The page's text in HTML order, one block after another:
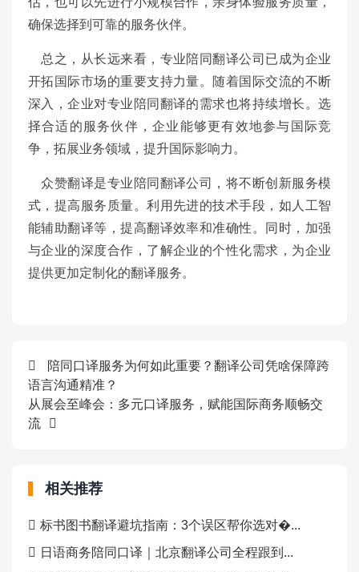
确保选择到可靠的服务伙伴。
总之，从长远来看，专业陪同翻译公司已成为企业
开拓国际市场的重要支持力量。随着国际交流的不断
深入，企业对专业陪同翻译的需求也将持续增长。选
择合适的服务伙伴，企业能够更有效地参与国际竞
争，拓展业务领域，提升国际影响力。
众赞翻译是专业陪同翻译公司，将不断创新服务模
式，提高服务质量。利用先进的技术手段，如人工智
能辅助翻译等，提高翻译效率和准确性。同时，加强
与企业的深度合作，了解企业的个性化需求，为企业
提供更加定制化的翻译服务。
陪同口译服务为何如此重要？翻译公司凭啥保障跨
语言沟通精准？
从展会至峰会：多元口译服务，赋能国际商务顺畅交
流
相关推荐
标书图书翻译避坑指南：3个误区帮你选对�...
日语商务陪同口译｜北京翻译公司全程跟到...